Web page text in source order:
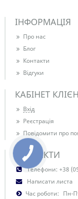
ІНФОРМАЦІЯ
Про нас
Блог
Контакти
Відгуки
КАБІНЕТ
Вхід
Реєстрація
Повідомити про
КОНТАКТИ
Телефони: +38
Написати листа
Час роботи: Пн-